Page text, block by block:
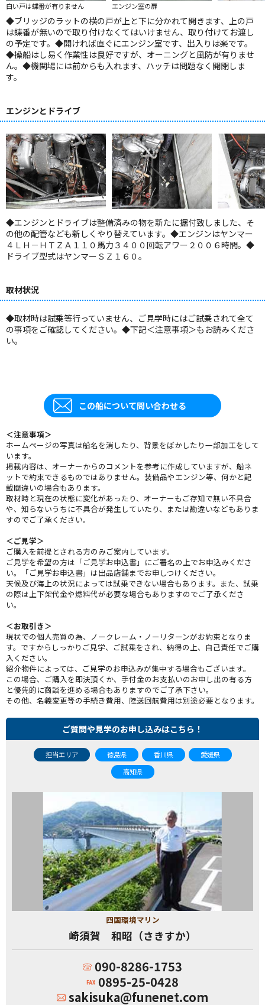
白い戸は蝶番が有りません エンジン室の扉
◆ブリッジのラットの横の戸が上と下に分かれて開きます、上の戸
は蝶番が無いので取り付けなくてはいけません、取り付けてお渡し
の予定です。◆開ければ直ぐにエンジン室です、出入りは楽です。
◆操船はし易く作業性は良好ですが、オーニングと風防が有りませ
ん。◆機関場には前からも入れます、ハッチは問題なく開閉しま
す。
エンジンとドライブ
◆エンジンとドライブは整備済みの物を新たに据付致しました、そ
の他の配管なども新しくやり替えています。◆エンジンはヤンマー
４ＬＨ－ＨＴＺＡ１１０馬力３４００回転アワー２００６時間。◆
ドライブ型式はヤンマーＳＺ１６０。
取材状況
◆取材時は試乗等行っていません、ご見学時にはご試乗されて全て
の事項をご確認してください。◆下記＜注意事項＞もお読みくださ
い。
この船について問い合わせる
＜注意事項＞
ホームページの写真は船名を消したり、背景をぼかしたり一部加工をして
います。
掲載内容は、オーナーからのコメントを参考に作成していますが、船ネ
ットで約束できるものではありません。装備品やエンジン等、何かと記
載間違いの場合もあります。
取材時と現在の状態に変化があったり、オーナーもご存知で無い不具合
や、知らないうちに不具合が発生していたり、または勘違いなどもありま
すのでご了承ください。
＜ご見学＞
ご購入を前提とされる方のみご案内しています。
ご見学を希望の方は「ご見学お申込書」にご署名の上でお申込みくださ
い。「ご見学お申込書」は出品店舗までお申しつけください。
天候及び海上の状況によっては試乗できない場合もあります。また、試乗
の際は上下架代金や燃料代が必要な場合もありますのでご了承くださ
い。
＜お取引き＞
現状での個人売買の為、ノークレーム・ノーリターンがお約束となりま
す。ですからしっかりご見学、ご試乗をされ、納得の上、自己責任でご購
入ください。
紹介物件によっては、ご見学のお申込みが集中する場合もございます。
この場合、ご購入を即決頂くか、手付金のお支払いのお申し出の有る方
と優先的に商談を進める場合もありますのでご了承下さい。
その他、名義変更等の手続き費用、陸送回航費用は別途必要となります。
ご質問や見学のお申し込みはこちら！
担当エリア 徳島県 香川県
愛媛県
高知県
四国環境マリン
崎須賀 和昭（さきすか）
090-8286-1753
0895-25-0428
sakisuka@funenet.com